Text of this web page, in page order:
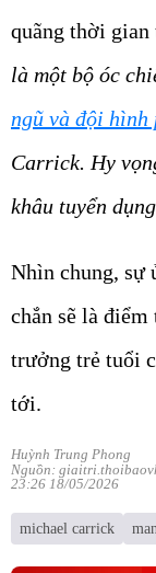
quãng thời gian
là một bộ óc
ngũ và đội hình
Carrick. Hy
khâu tuyển
Nhìn chung, sự
chắn sẽ là
trưởng trẻ tuổi
tới.
Huỳnh Trung Phong
Nguồn:
23:26 18/05/2026
michael carrick